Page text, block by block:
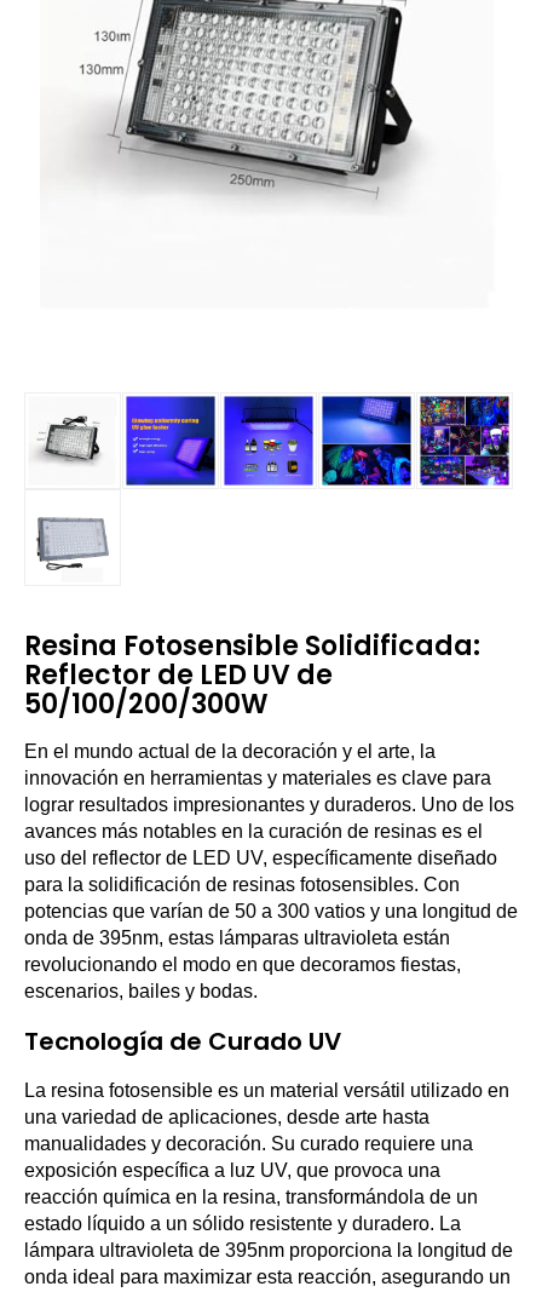
Resina Fotosensible Solidificada:
Reflector de LED UV de
50/100/200/300W
En el mundo actual de la decoración y el arte, la
innovación en herramientas y materiales es clave para
lograr resultados impresionantes y duraderos. Uno de los
avances más notables en la curación de resinas es el
uso del reflector de LED UV, específicamente diseñado
para la solidificación de resinas fotosensibles. Con
potencias que varían de 50 a 300 vatios y una longitud de
onda de 395nm, estas lámparas ultravioleta están
revolucionando el modo en que decoramos fiestas,
escenarios, bailes y bodas.
Tecnología de Curado UV
La resina fotosensible es un material versátil utilizado en
una variedad de aplicaciones, desde arte hasta
manualidades y decoración. Su curado requiere una
exposición específica a luz UV, que provoca una
reacción química en la resina, transformándola de un
estado líquido a un sólido resistente y duradero. La
lámpara ultravioleta de 395nm proporciona la longitud de
onda ideal para maximizar esta reacción, asegurando un